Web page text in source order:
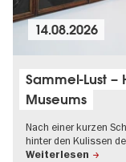
14.08.2026
Sammel-Lust –
Museums
Nach einer kurzen
hinter den Kulissen
Weiterlesen